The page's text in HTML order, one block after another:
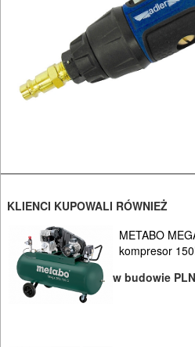
Narzędzia
klucze
udarowe
nitownice
nożyce
do
blachy
polerki
KLIENCI KUPOWALI RÓWNIEŻ
METABO
kompresor
w budowie